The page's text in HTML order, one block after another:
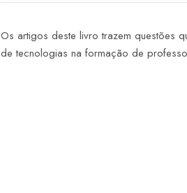
Os artigos deste livro trazem questões
de tecnologias na formação de